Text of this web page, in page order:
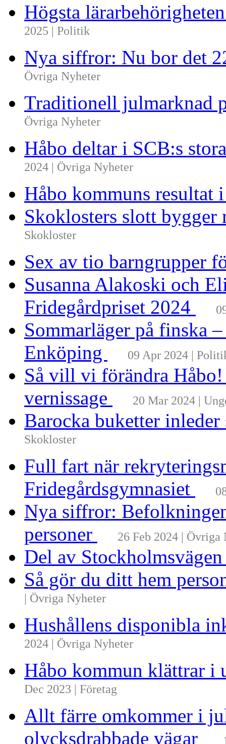
Högsta
2025 | Politik
Nya siffror: Nu bor det
Övriga Nyheter
Traditionell julmarknad
Övriga Nyheter
Håbo deltar i SCB:s
2024 | Övriga Nyheter
Håbo kommuns resultat
Skoklosters slott
Skokloster
Sex av tio barngrupper
Susanna Alakoski och
Fridegårdpriset 2024
Sommarläger på finska
Enköping
09 Apr 2024 |
Så vill vi förändra
vernissage
20 Mar 2024 |
Barocka buketter
Skokloster
Full fart när
Fridegårdsgymnasiet
Nya siffror:
personer
26 Feb 2024 | Övriga
Del av
Så gör du ditt hem
| Övriga Nyheter
Hushållens disponibla
2024 | Övriga Nyheter
Håbo kommun klättrar i
Dec 2023 | Företag
Allt färre omkommer i
olycksdrabbade vägar